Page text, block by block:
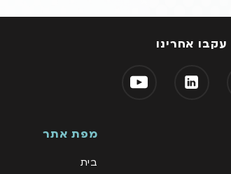
עקבו אחרינו
מפת אתר
בית